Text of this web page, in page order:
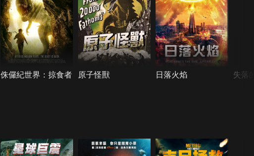
侏儸紀世界：掠食者 原子怪獸 日落火焰 失落